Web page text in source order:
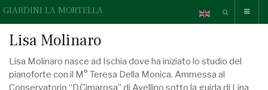
GIARDINI LA MORTELLA
Lisa Molinaro
Lisa Molinaro nasce ad Ischia dove ha iniziato lo studio del
pianoforte con il M° Teresa Della Monica. Ammessa al
Conservatorio “D.Cimarosa” di Avellino sotto la guida di Lina